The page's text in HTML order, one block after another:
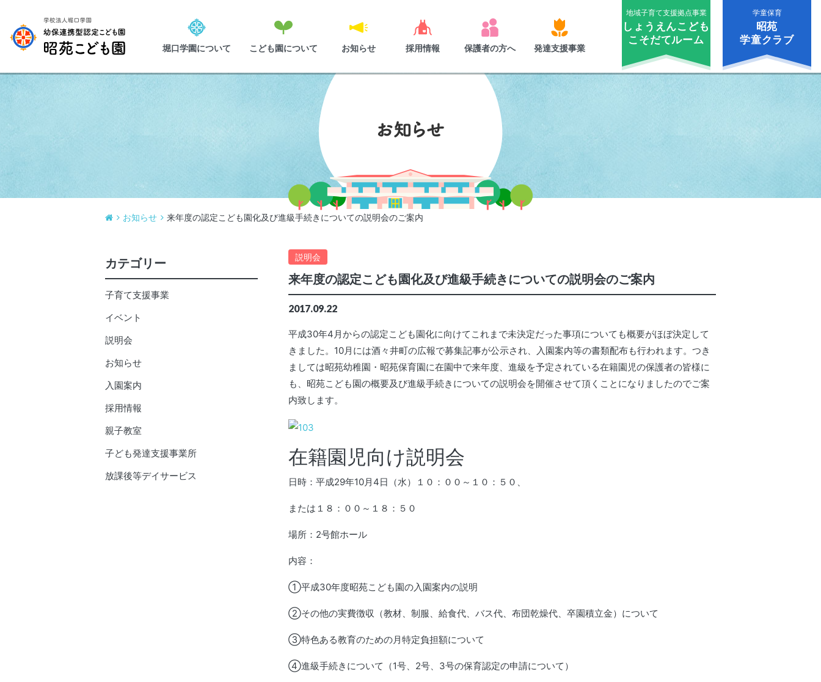
堀口学園について こども園について お知らせ 採用情報 保護者の方へ 発達支援事業
地域子育て支援拠点事業
しょうえんこども
こそだてルーム
学童保育
昭苑
学童クラブ
お知らせ 来年度の認定こども園化及び進級手続きについての説明会のご案内
説明会
来年度の認定こども園化及び進級手続きについての説明会のご案内
2017.09.22
平成30年4月からの認定こども園化に向けてこれまで未決定だった事項についても概要がほぼ決定して
きました。10月には酒々井町の広報で募集記事が公示され、入園案内等の書類配布も行われます。つき
ましては昭苑幼稚園・昭苑保育園に在園中で来年度、進級を予定されている在籍園児の保護者の皆様に
も、昭苑こども園の概要及び進級手続きについての説明会を開催させて頂くことになりましたのでご案
内致します。
在籍園児向け説明会
日時：平成29年10月4日（水）１０：００～１０：５０、
または１８：００～１８：５０
場所：2号館ホール
内容：
①平成30年度昭苑こども園の入園案内の説明
②その他の実費徴収（教材、制服、給食代、バス代、布団乾燥代、卒園積立金）について
③特色ある教育のための月特定負担額について
④進級手続きについて（1号、2号、3号の保育認定の申請について）
カテゴリー
子育て支援事業
イベント
説明会
お知らせ
入園案内
採用情報
親子教室
子ども発達支援事業所
放課後等デイサービス